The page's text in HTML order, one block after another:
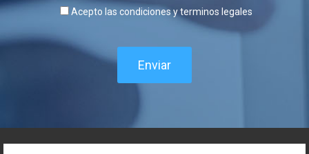
Acepto las condiciones y terminos legales
Enviar